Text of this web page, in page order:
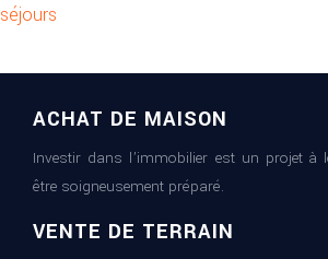
séjours
ACHAT DE MAISON
Investir dans l’immobilier est un projet à
être soigneusement préparé.
VENTE DE TERRAIN